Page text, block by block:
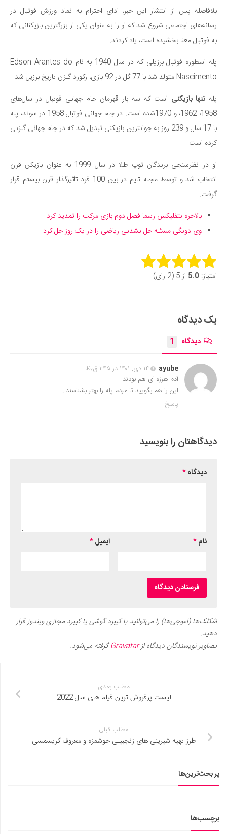
کتاب و کتاب‌خوانی
تاریخ
معماری
علمی
فناوری‌ها
نجوم و هوا فضا
زمین و محیط زیست
خودرو
سرگرمی
دانستنی‌ها
بازی
فال
مسابقه
بلافاصله پس از انتشار این خبر، ادای احترام به نماد ورزش فوتبال در
رسانه‌های اجتماعی شروع شد که او را به عنوان یکی از بزرگترین بازیکنانی که
به فوتبال معنا بخشیده ‌است، یاد کردند.
پله اسطوره فوتبال برزیلی که در سال 1940 به نام Edson Arantes do
Nascimento متولد شد با 77 گل در 92 بازی، رکورد گلزن تاریخ برزیل شد.
پله تنها بازیکنی است که سه بار قهرمان جام جهانی فوتبال در سال‌های
1958، 1962، و 1970شده است. در جام جهانی فوتبال 1958 در سوئد، پله
با 17 سال و 239 روز به جوانترین بازیکنی تبدیل شد که در جام جهانی گلزنی
کرده است.
او در نظرسنجی برندگان توپ طلا در سال 1999 به عنوان بازیکن قرن
انتخاب شد و توسط مجله تایم در بین 100 فرد تأثیرگذار قرن بیستم قرار
گرفت.
بالاخره نتفلیکس رسما فصل دوم بازی مرکب را تمدید کرد
وی دونگی مسئله حل نشدنی ریاضی را در یک روز حل کرد
Rate this item:
امتیاز: 5.0 از 5 (2 رای)
یک دیدگاه
دیدگاه 1
ayube
۱۴ دی, ۱۴۰۱ در ۱:۴۵ ق٫ظ
آدم هرزه ای هم بودند .
این را هم بگویید تا مردم پله را بهتر بشناسند .
پاسخ
دیدگاهتان را بنویسید
دیدگاه*
نام* ایمیل*
شکلک‌ها (اموجی‌ها) را می‌توانید با کیبرد گوشی یا کیبرد مجازی ویندوز قرار
دهید.
تصاویر نویسندگان دیدگاه ازGravatarگرفته می‌شود.
مطلب بعدی
لیست پرفروش ترین فیلم های سال 2022
مطلب قبلی
طرز تهیه شیرینی های زنجبیلی خوشمزه و معروف کریسمسی
پر بحث‌ترین‌ها
برچسب‌ها